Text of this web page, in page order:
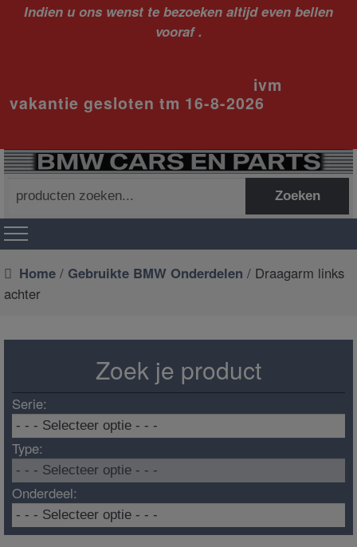
Indien u ons wenst te bezoeken altijd even bellen
vooraf .
ivm
vakantie gesloten tm 16-8-2026
naar:
Zoeken
Home / Gebruikte BMW Onderdelen / Draagarm links
achter
Zoek je product
Serie:
Type:
Onderdeel: